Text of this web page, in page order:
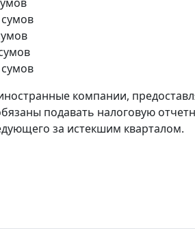
компании,
подавать налоговую
за истекшим кварталом.